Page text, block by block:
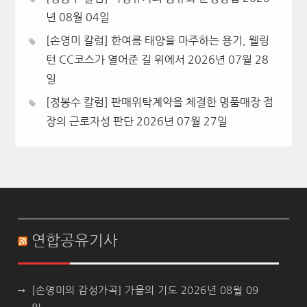
년 08월 04일
[손영미 칼럼] 한여름 태양을 마주하는 용기, 웰링
턴 CC코스가 열어준 길 위에서 2026년 07월 28
일
[정봉수 칼럼] 판매위탁계약을 체결한 명품매장 점
장의 근로자성 판단 2026년 07월 27일
연합공유기사
[손영미의 감성가곡] 가을의 기도 2026년 08월 09